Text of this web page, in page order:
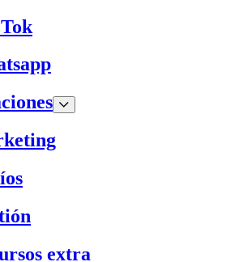
extra